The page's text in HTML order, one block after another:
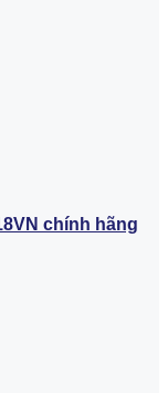
chính hãng